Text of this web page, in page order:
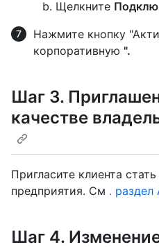
Щелкните
Нажмите кнопку
корпоративную ".
Шаг 3.
качестве
Пригласите клиента
предприятия. См . раздел
Шаг 4.